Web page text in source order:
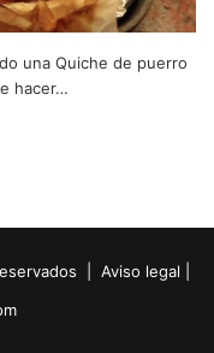
una Quiche de puerro
hacer…
| Aviso legal